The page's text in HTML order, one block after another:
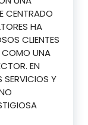
CENTRADO
HA
CLIENTES
COMO UNA
EN
SERVICIOS Y